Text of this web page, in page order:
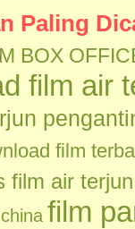
Paling
BOX
film air
film
film air
film